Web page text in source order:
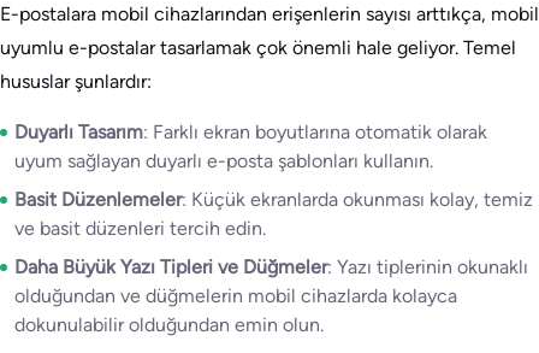
E-postalara mobil cihazlarından erişenlerin sayısı arttıkça, mobil
uyumlu e-postalar tasarlamak çok önemli hale geliyor. Temel
hususlar şunlardır:
Duyarlı Tasarım: Farklı ekran boyutlarına otomatik olarak
uyum sağlayan duyarlı e-posta şablonları kullanın.
Basit Düzenlemeler: Küçük ekranlarda okunması kolay, temiz
ve basit düzenleri tercih edin.
Daha Büyük Yazı Tipleri ve Düğmeler: Yazı tiplerinin okunaklı
olduğundan ve düğmelerin mobil cihazlarda kolayca
dokunulabilir olduğundan emin olun.